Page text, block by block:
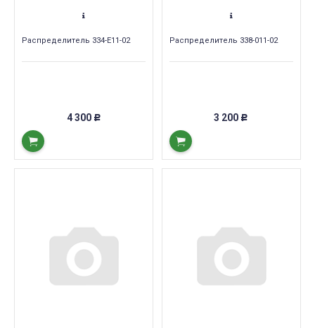
Распределитель 334-E11-02
4 300 Р
Распределитель 338-011-02
3 200 Р